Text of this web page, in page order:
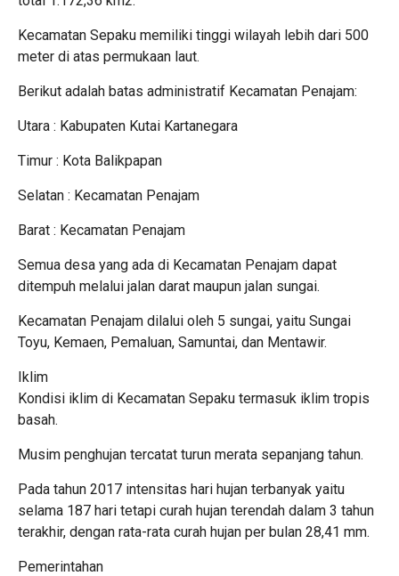
Kecamatan Sepaku memiliki tinggi wilayah lebih dari 500
meter di atas permukaan laut.
Berikut adalah batas administratif Kecamatan Penajam:
Utara : Kabupaten Kutai Kartanegara
Timur : Kota Balikpapan
Selatan : Kecamatan Penajam
Barat : Kecamatan Penajam
Semua desa yang ada di Kecamatan Penajam dapat
ditempuh melalui jalan darat maupun jalan sungai.
Kecamatan Penajam dilalui oleh 5 sungai, yaitu Sungai
Toyu, Kemaen, Pemaluan, Samuntai, dan Mentawir.
Iklim
Kondisi iklim di Kecamatan Sepaku termasuk iklim tropis
basah.
Musim penghujan tercatat turun merata sepanjang tahun.
Pada tahun 2017 intensitas hari hujan terbanyak yaitu
selama 187 hari tetapi curah hujan terendah dalam 3 tahun
terakhir, dengan rata-rata curah hujan per bulan 28,41 mm.
Pemerintahan